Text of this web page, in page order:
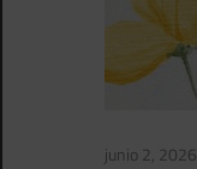
junio 2, 2026